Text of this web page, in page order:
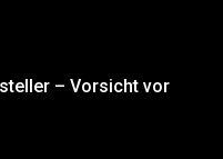
– Vorsicht vor